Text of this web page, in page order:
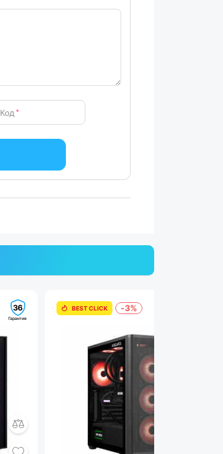
Код *
36
Гарантия
BEST CLICK -3%